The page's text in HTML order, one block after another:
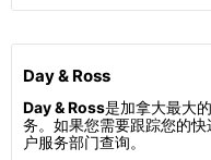
Day & Ross
Day & Ross是加拿大最大
务。如果您需要跟踪您的
户服务部门查询。